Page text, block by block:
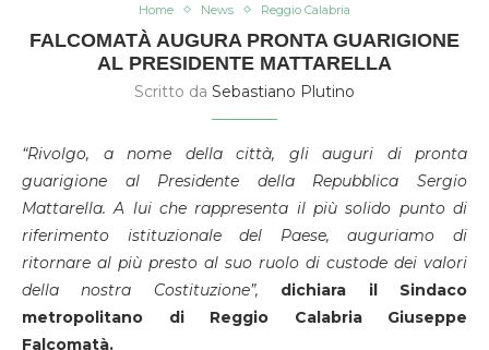
Home News Reggio Calabria
FALCOMATÀ AUGURA PRONTA GUARIGIONE
AL PRESIDENTE MATTARELLA
Scritto da Sebastiano Plutino
“Rivolgo, a nome della città, gli auguri di pronta
guarigione al Presidente della Repubblica Sergio
Mattarella. A lui che rappresenta il più solido punto di
riferimento istituzionale del Paese, auguriamo di
ritornare al più presto al suo ruolo di custode dei valori
della nostra Costituzione”,
dichiara il Sindaco
metropolitano di Reggio Calabria Giuseppe
Falcomatà.